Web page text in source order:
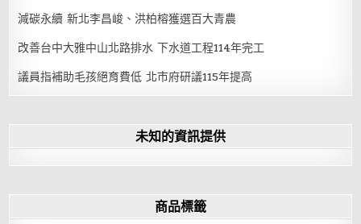
減碳永續 新北李昌峻、洪柏榕獲選百大青農
改善台中大雅中山北路排水 下水道工程114年完工
議員指補助毛孩絕育費低 北市府研議115年提高
未知的資訊提供
商品標籤